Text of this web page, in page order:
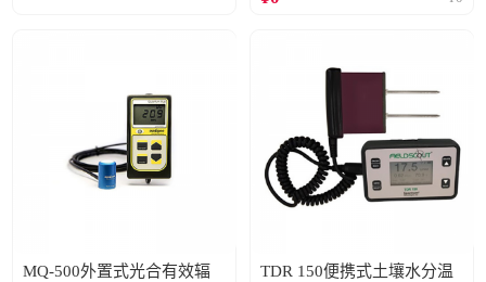
MQ-500外置式光合有效辐
TDR 150便携式土壤水分温